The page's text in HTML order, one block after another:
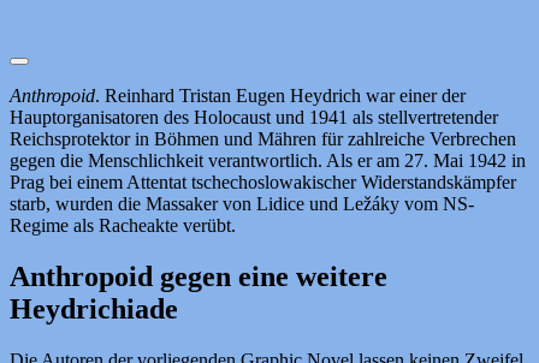
Anthropoid. Reinhard Tristan Eugen Heydrich war einer der
Hauptorganisatoren des Holocaust und 1941 als stellvertretender
Reichsprotektor in Böhmen und Mähren für zahlreiche Verbrechen
gegen die Menschlichkeit verantwortlich. Als er am 27. Mai 1942 in
Prag bei einem Attentat tschechoslowakischer Widerstandskämpfer
starb, wurden die Massaker von Lidice und Ležáky vom NS-
Regime als Racheakte verübt.
Anthropoid gegen eine weitere
Heydrichiade